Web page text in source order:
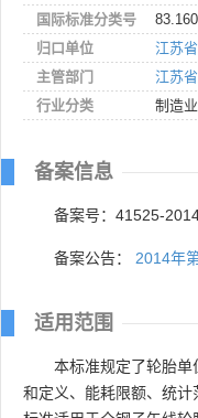
国际标准分类号
归口单位
江苏
主管部门
江苏
行业分类
制造业
备案信息
备案号：41525-2014
备案公告： 2014年
适用范围
本标准规定了轮胎
和定义、能耗限额、统